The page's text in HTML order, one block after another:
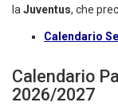
laJuventus, che
Calendario
Calendario
2026/2027